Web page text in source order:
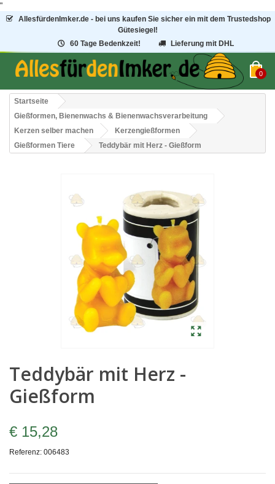
"
AllesfürdenImker.de - bei uns kaufen Sie sicher ein mit dem Trustedshop
Gütesiegel!
60 Tage Bedenkzeit!
Lieferung mit DHL
0
Startseite
Gießformen, Bienenwachs & Bienenwachsverarbeitung
Kerzen selber machen
Kerzengießformen
Gießformen Tiere
Teddybär mit Herz - Gießform
Teddybär mit Herz -
Gießform
€ 15,28
Referenz: 006483